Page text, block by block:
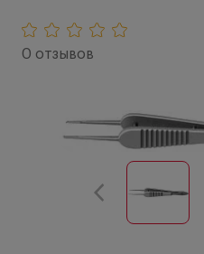
0 отзывов